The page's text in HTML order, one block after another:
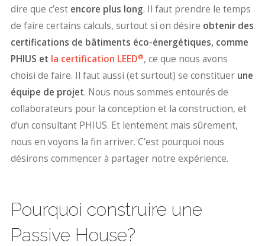
dire que c’est encore plus long. Il faut prendre le temps
de faire certains calculs, surtout si on désire obtenir des
certifications de bâtiments éco-énergétiques, comme
PHIUS et la certification LEED®, ce que nous avons
choisi de faire. Il faut aussi (et surtout) se constituer une
équipe de projet. Nous nous sommes entourés de
collaborateurs pour la conception et la construction, et
d’un consultant PHIUS. Et lentement mais sûrement,
nous en voyons la fin arriver. C’est pourquoi nous
désirons commencer à partager notre expérience.
Pourquoi construire une
Passive House?